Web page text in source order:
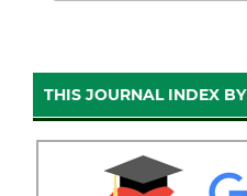
THIS JOURNAL INDEX BY